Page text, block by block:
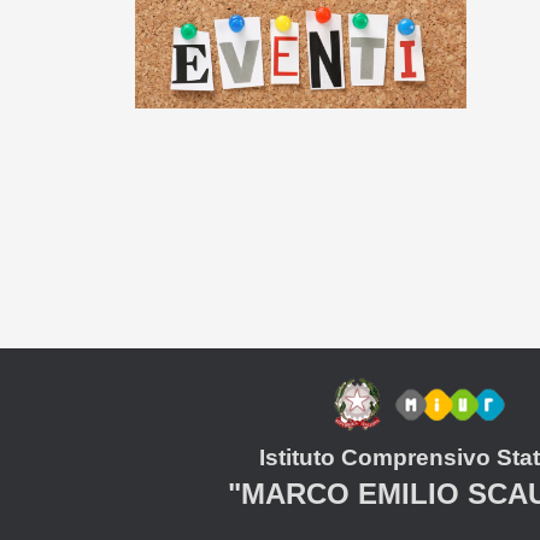
Istituto Comprensivo
"MARCO EMILIO